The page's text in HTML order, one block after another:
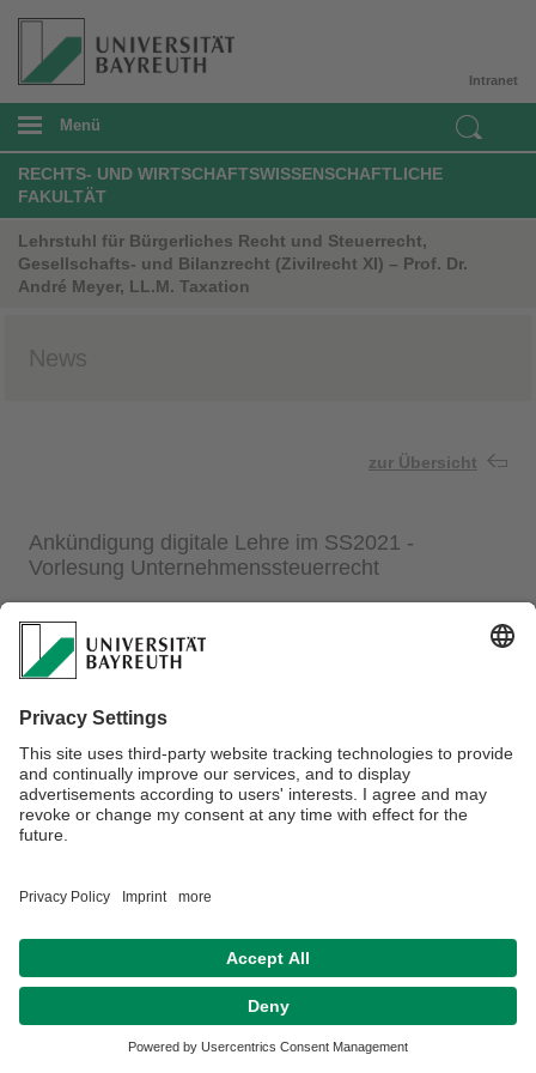
Intranet
Menü
RECHTS- UND WIRTSCHAFTSWISSENSCHAFTLICHE
FAKULTÄT
Lehrstuhl für Bürgerliches Recht und Steuerrecht,
Gesellschafts- und Bilanzrecht (Zivilrecht XI) – Prof. Dr.
André Meyer, LL.M. Taxation
News
zur Übersicht
Ankündigung digitale Lehre im SS2021 -
Vorlesung Unternehmenssteuerrecht
Link zum PDF
Datenschutz / Disclaimer Impressum Hausordnung
Sitemap
Kontakt
Barrierefreiheitserklärung